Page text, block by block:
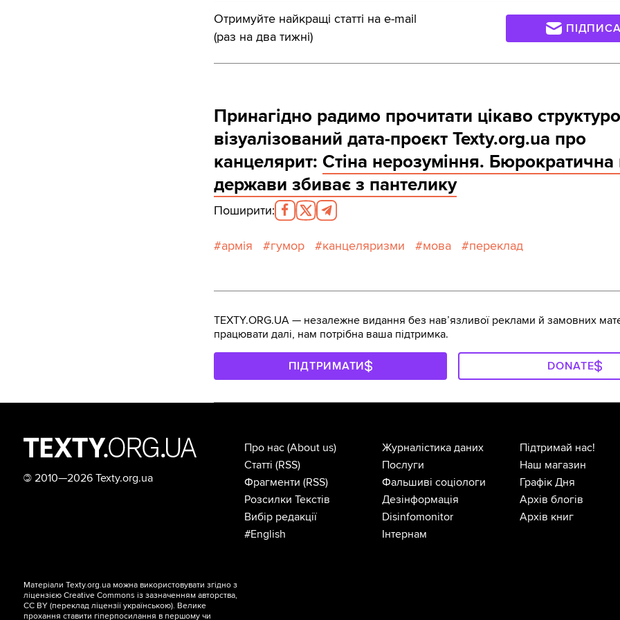
Отримуйте найкращі статті на e-mail
(раз на два тижні)
Принагідно радимо прочитати цікаво
візуалізований дата-проєкт Texty.org.ua про
канцелярит: Стіна нерозуміння.
держави збиває з пантелику
Поширити:
армія гумор канцеляризми мова переклад
TEXTY.ORG.UA — незалежне видання без навʼязливої реклами й замовних
працювати далі, нам потрібна ваша підтримка.
ПІДТРИМАТИ DONATE
© 2010—2026 Texty.org.ua
Про нас (About us)
Статті (RSS)
Фрагменти (RSS)
Розсилки Текстів
Вибір редакції
#English
Журналістика даних
Послуги
Фальшиві соціологи
Дезінформація
Disinfomonitor
Інтернам
Підтримай нас!
Наш магазин
Графік Дня
Архів блогів
Архів книг
Матеріали Texty.org.ua можна використовувати згідно з
ліцензієюCreative Commons із зазначенням авторства,
CC BY (переклад ліцензіїукраїнською). Велике
прохання ставити гіперпосилання в першому чи